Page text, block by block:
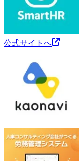
公式サイトへ